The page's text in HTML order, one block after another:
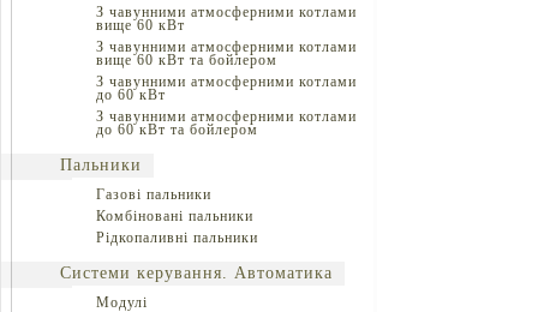
З чавунними атмосферними котлами
вище 60 кВт
З чавунними атмосферними котлами
вище 60 кВт та бойлером
З чавунними атмосферними котлами
до 60 кВт
З чавунними атмосферними котлами
до 60 кВт та бойлером
Пальники
Газові пальники
Комбіновані пальники
Рідкопаливні пальники
Системи керування. Автоматика
Модулі